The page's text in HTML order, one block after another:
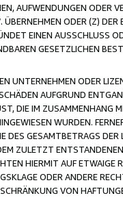
AUFWENDUNGEN ODER
ODER (Z)
EINEN AUSSCHLUSS
GESETZLICHEN
UNTERNEHMEN ODER
AUFGRUND
DIE IM ZUSAMMENHANG
WURDEN.
DES GESAMTBETRAGS
ZULETZT
HIERMIT AUF
ODER ANDERE
VON